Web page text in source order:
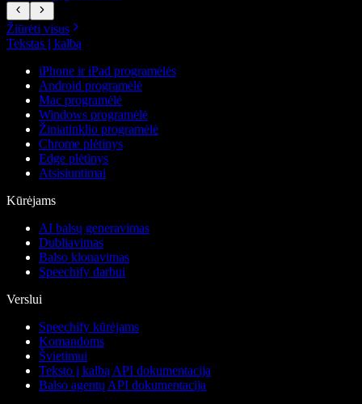
Žiūrėti visus
Tekstas į kalbą
iPhone ir iPad programėlės
Android programėlė
Mac programėlė
Windows programėlė
Žiniatinklio programėlė
Chrome plėtinys
Edge plėtinys
Atsisiuntimai
Kūrėjams
AI balsų generavimas
Dubliavimas
Balso klonavimas
Speechify darbui
Verslui
Speechify kūrėjams
Komandoms
Švietimui
Teksto į kalbą API dokumentacija
Balso agentų API dokumentacija